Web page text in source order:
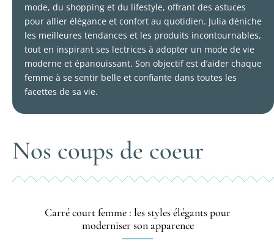
mode, du shopping et du lifestyle, offrant des astuces
pour allier élégance et confort au quotidien. Julia déniche
les meilleures tendances et les produits incontournables,
tout en inspirant ses lectrices à adopter un mode de vie
moderne et épanouissant. Son objectif est d’aider chaque
femme à se sentir belle et confiante dans toutes les
facettes de sa vie.
Nos coups de coeur
Carré court femme : les styles élégants pour
moderniser son apparence